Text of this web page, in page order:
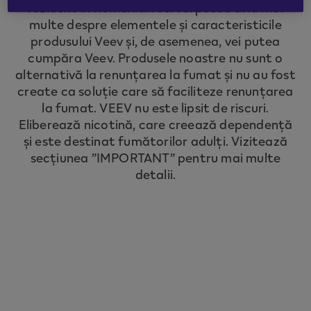
to redirect you to the country you are
located in.
CONTINUE
rezident în România. Aici vei putea afla mai
multe despre elementele și caracteristicile
produsului Veev și, de asemenea, vei putea
cumpăra Veev. Produsele noastre nu sunt o
alternativă la renunțarea la fumat și nu au fost
create ca soluție care să faciliteze renunțarea
la fumat. VEEV nu este lipsit de riscuri.
Eliberează nicotină, care creează dependență
și este destinat fumătorilor adulți. Vizitează
secțiunea ”IMPORTANT” pentru mai multe
detalii.